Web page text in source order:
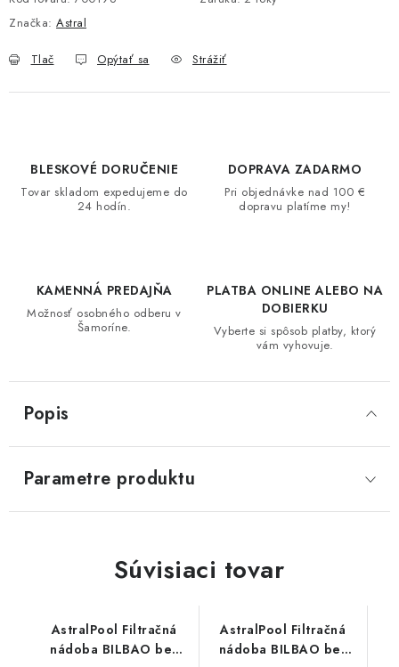
Značka: Astral
Tlač Opýtať sa Strážiť
BLESKOVÉ DORUČENIE
Tovar skladom expedujeme do
24 hodín.
DOPRAVA ZADARMO
Pri objednávke nad 100 €
dopravu platíme my!
KAMENNÁ PREDAJŇA
Možnosť osobného odberu v
Šamoríne.
PLATBA ONLINE ALEBO NA
DOBIERKU
Vyberte si spôsob platby, ktorý
vám vyhovuje.
Popis
Parametre produktu
Súvisiaci tovar
AstralPool Filtračná
nádoba BILBAO bez
AstralPool Filtračná
nádoba BILBAO bez